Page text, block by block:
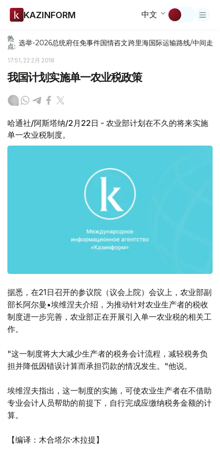
KAZINFORM 中文
热
点: 选举-2026总统府任免事件国情咨文跨里海国际运输路线/中间走廊
17:51, 22 2月 2018
我国计划实施单一农业税政策
哈通社/阿斯塔纳/2月22日 - 农业部计划在不久的将来实施
单一农业税制度。
据悉，在21日召开的参议院（议会上院）会议上，农业部副
部长阿尔曼•埃维涅夫介绍，为推动针对农业生产者的税收
制度进一步完善，农业部正在开展引入单一农业税的相关工
作。
"这一制度将大大减少生产者的税务会计流程，减轻税务负
担并降低因错误计算而承担罚款的情况发生。"他说。
埃维涅夫指出，这一制度的实施，可使农业生产者在不借助
专业会计人员帮助的前提下，自行完成应缴纳税务金额的计
算。
【编译：木合塔尔·木拉提】